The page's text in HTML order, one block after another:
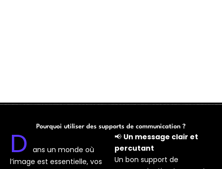
D ans un monde où
l’image est essentielle, vos
📢 Un message clair et
percutant
Un bon support de
Pourquoi utiliser des supports de communication ?